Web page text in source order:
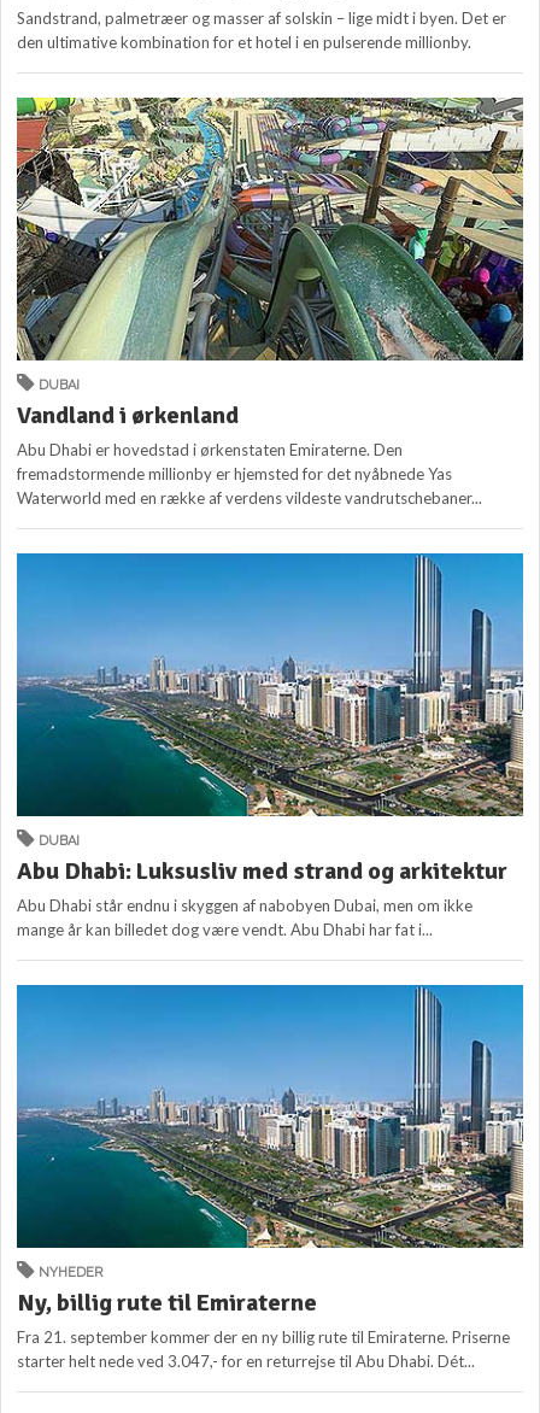
Sandstrand, palmetræer og masser af solskin – lige midt i byen. Det er
den ultimative kombination for et hotel i en pulserende millionby.
DUBAI
Vandland i ørkenland
Abu Dhabi er hovedstad i ørkenstaten Emiraterne. Den
fremadstormende millionby er hjemsted for det nyåbnede Yas
Waterworld med en række af verdens vildeste vandrutschebaner...
DUBAI
Abu Dhabi: Luksusliv med strand og arkitektur
Abu Dhabi står endnu i skyggen af nabobyen Dubai, men om ikke
mange år kan billedet dog være vendt. Abu Dhabi har fat i...
NYHEDER
Ny, billig rute til Emiraterne
Fra 21. september kommer der en ny billig rute til Emiraterne. Priserne
starter helt nede ved 3.047,- for en returrejse til Abu Dhabi. Dét...